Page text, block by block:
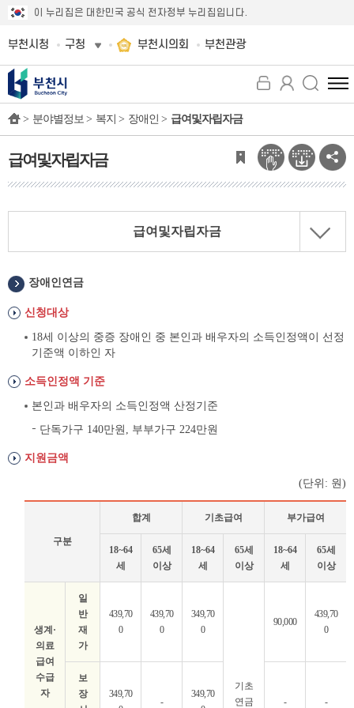
이 누리집은 대한민국 공식 전자정부 누리집입니다.
부천시청 구청 부천시의회 부천관광
전
체
뉴
보
기
> 분야별정보 > 복지 > 장애인 > 급여및자립자금
급여및자립자금
급여및자립자금
장애인연금
신청대상
18세 이상의 중증 장애인 중 본인과 배우자의 소득인정액이 선정
기준액 이하인 자
소득인정액 기준
본인과 배우자의 소득인정액 산정기준
단독가구 140만원, 부부가구 224만원
지원금액
(단위: 원)
인
구분
합계 기초급여 부가급여
18~64
세
65세
이상
18~64
세
65세
이상
18~64
세
65세
이상
생계·
의료
급여
수급
자
일
반
재
가
439,70
0
439,70
0
349,70
0
기초
연금
90,000
439,70
0
보
장
349,70
-
349,70
- -